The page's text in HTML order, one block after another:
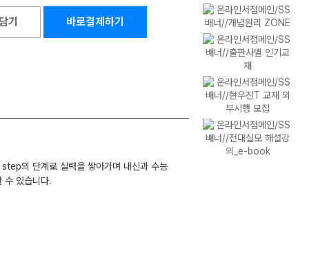
기 바로결제하기
의 단계로 실력을 쌓아가며 내신과 수능
수 있습니다.